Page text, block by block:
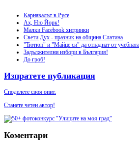
Карнавалът в Русе
Ах, Ню Йорк!
Малки Facebook хитринки
Свети Дух - празник на община Слатина
"Тютюн" и "Майце си" да отпаднат от
Задължителни избори в България!
До гроб!
Изпратете публикация
Споделете своя опит.
Станете четен автор!
Коментари